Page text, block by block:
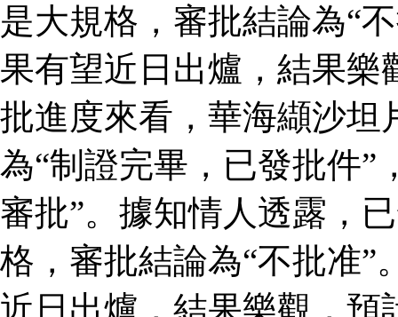
是大規格，審批結論為“
果有望近日出爐，結果樂
批進度來看，華海纈沙坦
為“制證完畢，已發批件”
審批”。據知情人透露，
格，審批結論為“不批准”
近日出爐，結果樂觀，預